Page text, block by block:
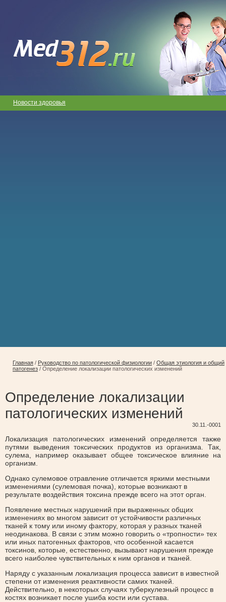
Новости здоровья
Главная / Руководство по патологической физиологии / Общая этиология и общий
патогенез / Определение локализации патологических изменений
Определение локализации
патологических изменений
30.11.-0001
Локализация патологических изменений определяется также
путями выведения токсических продуктов из организма. Так,
сулема, например оказывает общее токсическое влияние на
организм.
Однако сулемовое отравление отличается яркими местными
изменениями (сулемовая почка), которые возникают в
результате воздействия токсина прежде всего на этот орган.
Появление местных нарушений при выраженных общих
изменениях во многом зависит от устойчивости различных
тканей к тому или иному фактору, которая у разных тканей
неодинакова. В связи с этим можно говорить о «тропности» тех
или иных патогенных факторов, что особенной касается
токсинов, которые, естественно, вызывают нарушения прежде
всего наиболее чувствительных к ним органов и тканей.
Наряду с указанным локализация процесса зависит в известной
степени от изменения реактивности самих тканей.
Действительно, в некоторых случаях туберкулезный процесс в
костях возникает после ушиба кости или сустава.